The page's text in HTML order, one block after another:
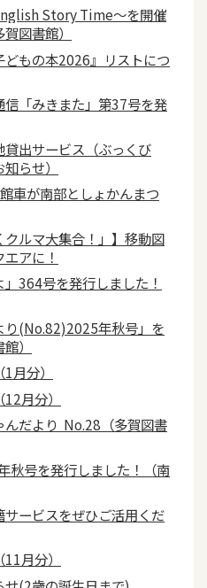
Story Time～を開催
図書館）
どもの本2026』リストにつ
信「みきまた」第37号を発
出サービス（ぶっくび
らせ）
車が南部としょかんまつ
クルマ大集合！」】移動図
アに！
364号を発行しました！
り(No.82)2025年秋号」を
）
月分）
月分）
んだより No.28（多賀図書
秋号を発行しました！（南
ービスをぜひご活用くだ
月分）